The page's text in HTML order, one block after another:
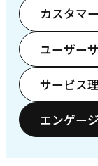
カスタマ
ユーザー
サービス
エンゲー